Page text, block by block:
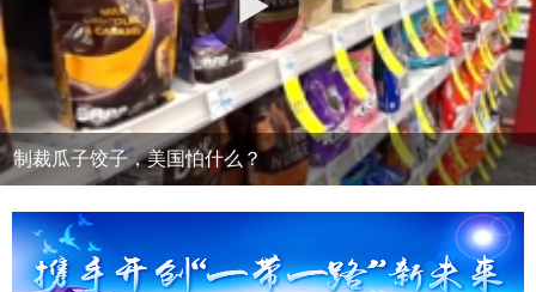
制裁瓜子饺子，美国怕什么？